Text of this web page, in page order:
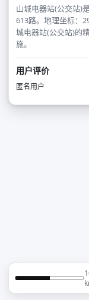
山城电器站(公交站)
613路。地理坐标：
城电器站(公交站)的
施。
用户评价
匿名用户